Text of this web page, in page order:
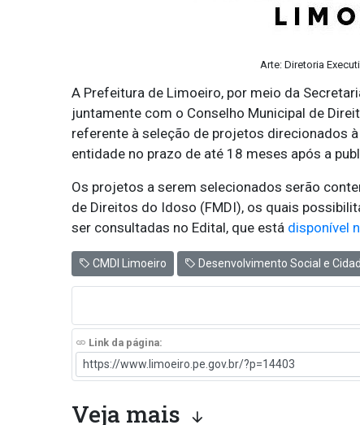
Arte: Diretoria
A Prefeitura de Limoeiro, por meio da
juntamente com o Conselho Municipal de
referente à seleção de projetos direcionados
entidade no prazo de até 18 meses após a
Os projetos a serem selecionados serão
de Direitos do Idoso (FMDI), os quais
ser consultadas no Edital, que está disponível
CMDI Limoeiro Desenvolvimento Social e
Link da página:
Veja mais